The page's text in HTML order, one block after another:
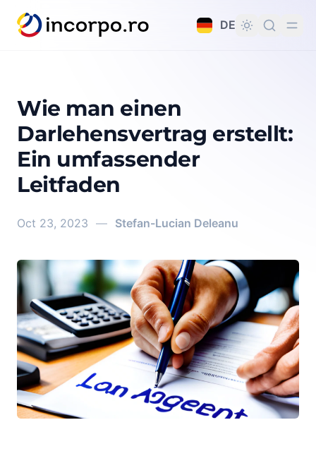
springen
DE
Wie man einen
Darlehensvertrag erstellt:
Ein umfassender
Leitfaden
Oct 23, 2023 — Stefan-Lucian Deleanu